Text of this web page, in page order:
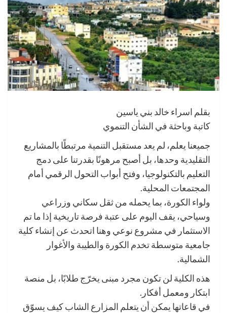
بقلم اسراء خالد بني ياسين
كاتبة وباحثة في الشأن التنموي
جميعنا يعلم، لم يعد مستقبل التنمية مرتبطًا بالمشاريع
التقليدية وحدها، بل أصبح مرهونًا بقدرتنا على دمج
التعليم بالتكنولوجيا، وفتح أبواب التحول الرقمي أمام
المجتمعات المحلية.
ولواء الكورة، بما يحمله من ثقل سكاني وزراعي
وسياحي، يقف اليوم على عتبة فرصة تاريخية إذا ما تم
الاستثمار في مشروع نوعي وهنا اتحدث عن إنشاء كلية
جامعية متوسطة تخدم الكورة والطيبة والأغوار
الشمالية.
هذه الكلية لن تكون مجرد مبنى يخرّج طلابًا، بل منصة
ابتكار ومعمل أفكار.
في قاعاتها يمكن أن يتعلم المزارع الشاب كيف يسوّق